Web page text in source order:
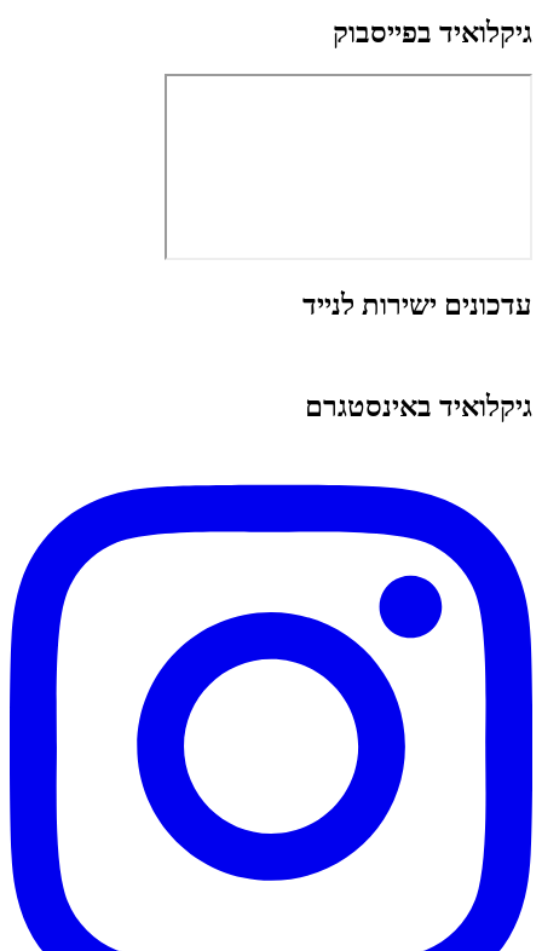
גיקלואיד בפייסבוק
עדכונים ישירות לנייד
גיקלואיד באינסטגרם